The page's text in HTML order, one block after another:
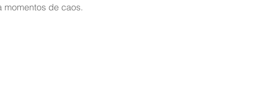
momentos de caos.